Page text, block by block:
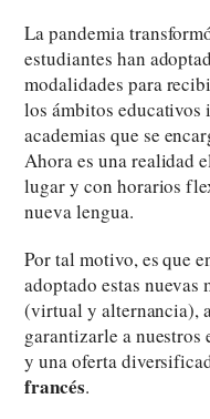
La pandemia
estudiantes han
modalidades para
los ámbitos educativos
academias que se
Ahora es una realidad
lugar y con horarios
nueva lengua.
Por tal motivo, es que
adoptado estas nuevas
(virtual y alternancia),
garantizarle a nuestros
y una oferta
francés.